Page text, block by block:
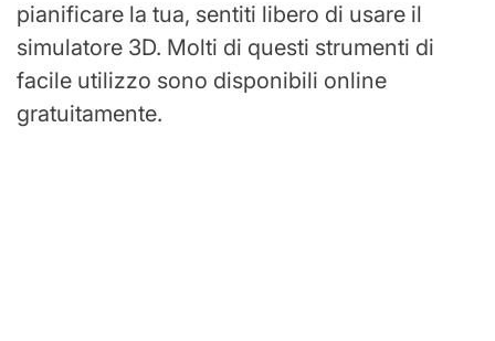
pianificare la tua, sentiti libero di usare il
simulatore 3D. Molti di questi strumenti di
facile utilizzo sono disponibili online
gratuitamente.